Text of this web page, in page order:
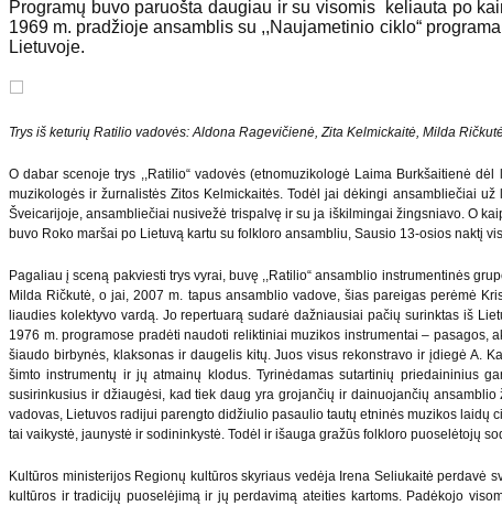
Programų buvo paruošta daugiau ir su visomis keliauta po
1969 m. pradžioje ansamblis su ,,Naujametinio ciklo“
Lietuvoje.
Trys iš keturių Ratilio vadovės: Aldona Ragevičienė, Zita Kelmickaitė, Milda
O dabar scenoje trys ,,Ratilio“ vadovės (etnomuzikologė Laima Burkšaitienė
muzikologės ir žurnalistės Zitos Kelmickaitės. Todėl jai dėkingi ansambliečiai
Šveicarijoje, ansambliečiai nusivežė trispalvę ir su ja iškilmingai žingsniavo. O
buvo Roko maršai po Lietuvą kartu su folkloro ansambliu, Sausio 13-osios naktį
Pagaliau į sceną pakviesti trys vyrai, buvę ,,Ratilio“ ansamblio instrumentinės
Milda Ričkutė, o jai, 2007 m. tapus ansamblio vadove, šias pareigas perėmė
liaudies kolektyvo vardą. Jo repertuarą sudarė dažniausiai pačių surinktas iš
1976 m. programose pradėti naudoti reliktiniai muzikos instrumentai –
šiaudo birbynės, klaksonas ir daugelis kitų. Juos visus rekonstravo ir įdiegė A.
šimto instrumentų ir jų atmainų klodus. Tyrinėdamas sutartinių priedaininius
susirinkusius ir džiaugėsi, kad tiek daug yra grojančių ir dainuojančių
vadovas, Lietuvos radijui parengto didžiulio pasaulio tautų etninės muzikos laidų
tai vaikystė, jaunystė ir sodininkystė. Todėl ir išauga gražūs folkloro puoselėtojų
Kultūros ministerijos Regionų kultūros skyriaus vedėja Irena Seliukaitė
kultūros ir tradicijų puoselėjimą ir jų perdavimą ateities kartoms. Padėkojo